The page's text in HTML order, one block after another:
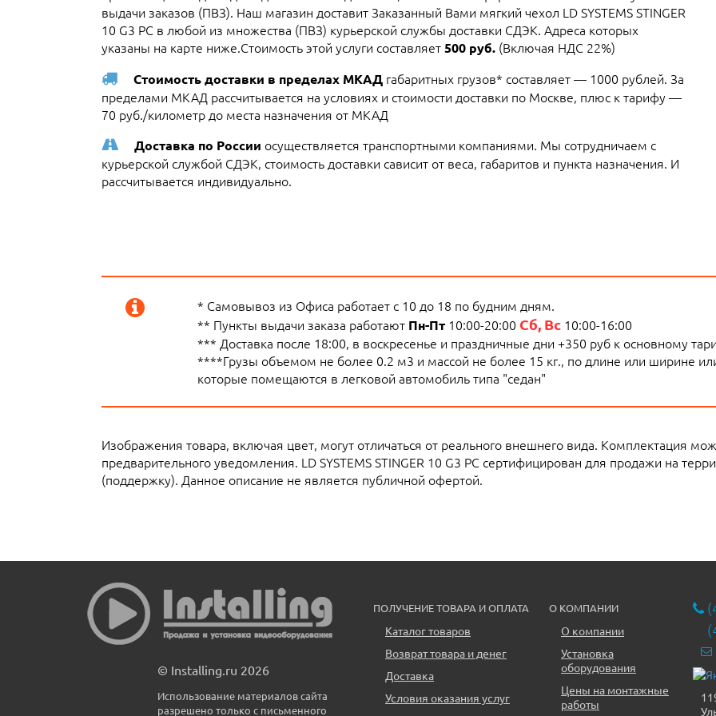
выдачи заказов (ПВЗ). Наш магазин доставит Заказанный Вами мягкий чехол LD SYSTEMS STINGER
10 G3 PC в любой из множества (ПВЗ) курьерской службы доставки СДЭК. Адреса которых
указаны на карте ниже.Стоимость этой услуги составляет500 руб. (Включая НДС 22%)
Стоимость доставки в пределах МКАД габаритных грузов* составляет — 1000 рублей. За
пределами МКАД рассчитывается на условиях и стоимости доставки по Москве, плюс к тарифу —
70 руб./километр до места назначения от МКАД
Доставка по России осуществляется транспортными компаниями. Мы сотрудничаем с
курьерской службой СДЭК, стоимость доставки сависит от веса, габаритов и пункта назначения. И
рассчитывается индивидуально.
* Самовывоз из Офиса работает с 10 до 18 по будним дням.
** Пункты выдачи заказа работают Пн-Пт10:00-20:00 Сб, Вс10:00-16:00
*** Доставка после 18:00, в воскресенье и праздничные дни +350 руб к основному
****Грузы объемом не более 0.2 м3 и массой не более 15 кг., по длине или ширине
которые помещаются в легковой автомобиль типа "седан"
Изображения товара, включая цвет, могут отличаться от реального внешнего вида. Комплектация
предварительного уведомления. LD SYSTEMS STINGER 10 G3 PC сертифицирован для продажи на
(поддержку). Данное описание не является публичной офертой.
© Installing.ru 2026
Использование материалов сайта
разрешено только с письменного
ПОЛУЧЕНИЕ ТОВАРА И ОПЛАТА
Каталог товаров
Возврат товара и денег
Доставка
Условия оказания услуг
О КОМПАНИИ
О компании
Установка
оборудования
Цены на монтажные
работы